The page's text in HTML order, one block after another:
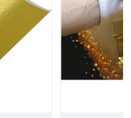
vàng, sử dụng
tăm